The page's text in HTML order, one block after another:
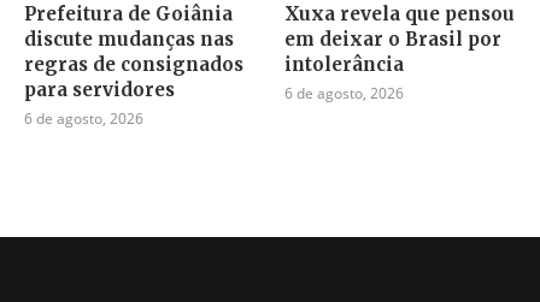
Prefeitura de Goiânia
discute mudanças nas
regras de consignados
para servidores
6 de agosto, 2026
Xuxa revela que pensou
em deixar o Brasil por
intolerância
6 de agosto, 2026